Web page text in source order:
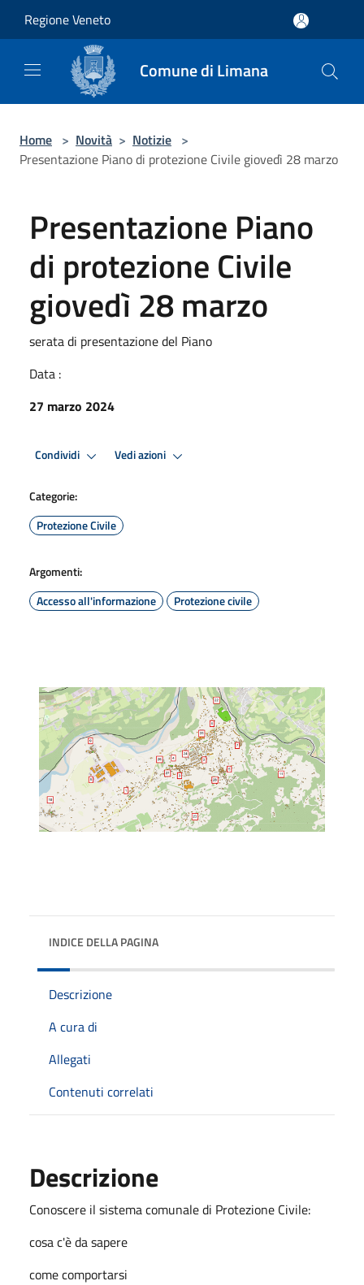
Regione Veneto
Comune di Limana
Home > Novità > Notizie >
Presentazione Piano di protezione Civile giovedì 28 marzo
Presentazione Piano
di protezione Civile
giovedì 28 marzo
serata di presentazione del Piano
Data :
27 marzo 2024
Condividi Vedi azioni
Categorie:
Protezione Civile
Argomenti:
Accesso all'informazione
Protezione civile
INDICE DELLA PAGINA
Descrizione
A cura di
Allegati
Contenuti correlati
Descrizione
Conoscere il sistema comunale di Protezione Civile:
cosa c'è da sapere
come comportarsi